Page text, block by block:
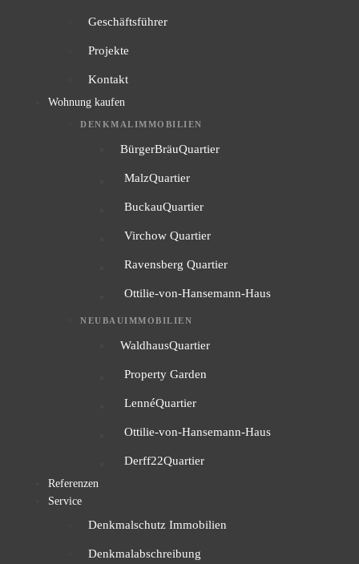
Geschäftsführer
Projekte
Kontakt
Wohnung kaufen
DENKMALIMMOBILIEN
BürgerBräuQuartier
MalzQuartier
BuckauQuartier
Virchow Quartier
Ravensberg Quartier
Ottilie-von-Hansemann-Haus
NEUBAUIMMOBILIEN
WaldhausQuartier
Property Garden
LennéQuartier
Ottilie-von-Hansemann-Haus
Derff22Quartier
Referenzen
Service
Denkmalschutz Immobilien
Denkmalabschreibung